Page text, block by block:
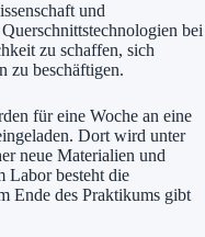
und
bei
zu schaffen, sich
zu beschäftigen.
für eine Woche an eine
Dort wird unter
neue Materialien und
Labor besteht die
Ende des Praktikums gibt